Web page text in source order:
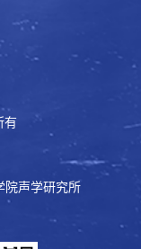
有
院声学研究所